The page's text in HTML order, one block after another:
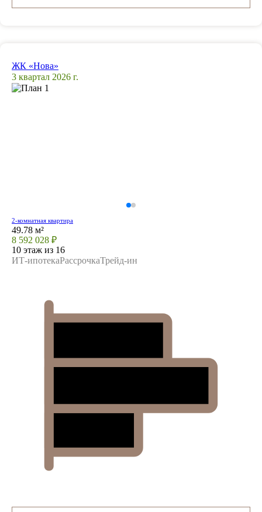
ЖК «Нова»
3 квартал 2026 г.
2-комнатная квартира
49.78 м²
8 592 028 ₽
10 этаж из 16
ИТ-ипотекаРассрочкаТрейд-ин